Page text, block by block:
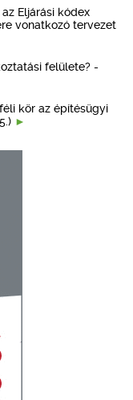
Eljárási kódex
vonatkozó tervezet
felülete? -
kör az építésügyi